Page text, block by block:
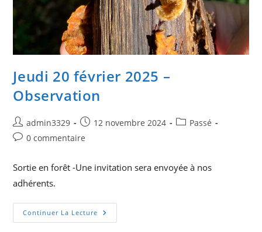
Jeudi 20 février 2025 –
Observation
Auteur/autrice
de
admin3329
Publication
publiée :
12 novembre 2024
PostPassé
Commentaires
la
publication :
0 commentaire
Sortie en forêt -Une invitation sera envoyée à nos
adhérents.
Continuer La Lecture Jeudi
20